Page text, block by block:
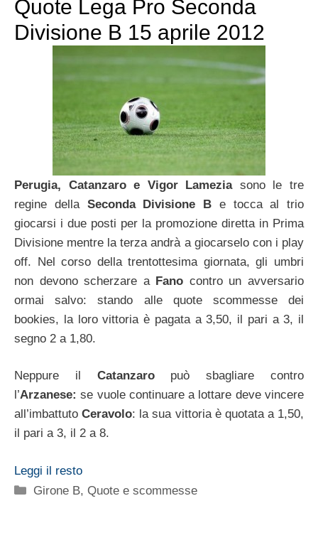
Quote Lega Pro Seconda
Divisione B 15 aprile 2012
Perugia, Catanzaro e Vigor Lameziasono le tre
regine della Seconda Divisione B e tocca al trio
giocarsi i due posti per la promozione diretta in Prima
Divisione mentre la terza andrà a giocarselo con i play
off. Nel corso della trentottesima giornata, gli umbri
non devono scherzare a Fano contro un avversario
ormai salvo: stando alle quote scommesse dei
bookies, la loro vittoria è pagata a 3,50, il pari a 3, il
segno 2 a 1,80.
Neppure il Catanzaropuò sbagliare contro
l’Arzanese: se vuole continuare a lottare deve vincere
all’imbattutoCeravolo: la sua vittoria è quotata a 1,50,
il pari a 3, il 2 a 8.
Leggi il resto
Categorie
Girone B,Quote e scommesse